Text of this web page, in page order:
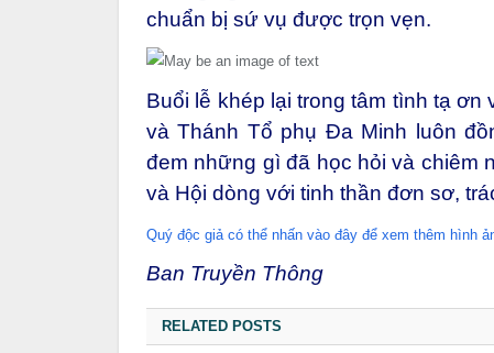
chuẩn bị sứ vụ được trọn vẹn.
Buổi lễ khép lại trong tâm tình tạ
và Thánh Tổ phụ Đa Minh luôn
đem những gì đã học hỏi và chiêm
và Hội dòng với tinh thần đơn sơ,
Quý độc giả có thể nhấn vào đây để xem thêm hình
Ban Truyền Thông
RELATED POSTS